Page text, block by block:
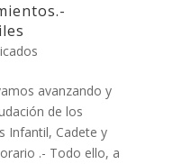
avanzando y
de los
Infantil, Cadete y
.- Todo ello, a